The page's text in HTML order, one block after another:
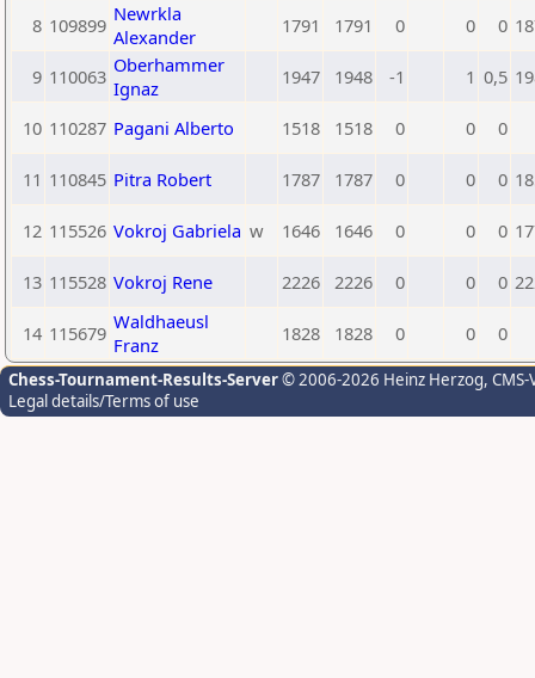
8 109899 Newrkla
Alexander
1791 1791 0 0 0
9 110063 Oberhammer
Ignaz
1947 1948 -1 1 0,5
10 110287 Pagani Alberto 1518 1518 0 0 0
11 110845 Pitra Robert 1787 1787 0 0 0
12 115526 Vokroj Gabriela w 1646 1646 0 0 0
13 115528 Vokroj Rene 2226 2226 0 0 0
14 115679 Waldhaeusl
Franz
1828 1828 0 0 0
Chess-Tournament-Results-Server© 2006-2026 Heinz Herzog,
Legal details/Terms of use